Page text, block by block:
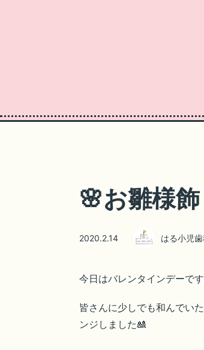
🌸お雛様
2020.2.14 はる小児
今日はバレンタインデーで
皆さんに少しでも和んでい
ンジしました🎎